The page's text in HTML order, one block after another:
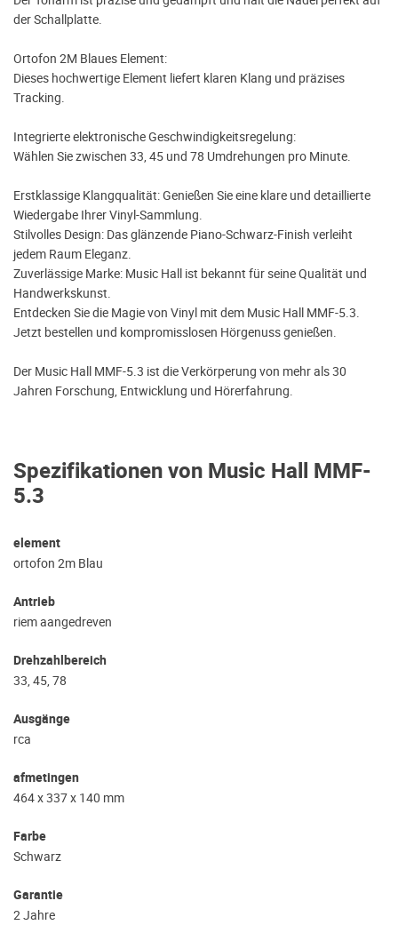
Spezifikationen von Music Hall MMF-
5.3
element
ortofon 2m Blau
Antrieb
riem aangedreven
Drehzahlbereich
33, 45, 78
Ausgänge
rca
afmetingen
464 x 337 x 140 mm
Farbe
Schwarz
Garantie
2 Jahre
der Schallplatte.
Ortofon 2M Blaues Element:
Dieses hochwertige Element liefert klaren Klang und präzises
Tracking.
Integrierte elektronische Geschwindigkeitsregelung:
Wählen Sie zwischen 33, 45 und 78 Umdrehungen pro Minute.
Erstklassige Klangqualität: Genießen Sie eine klare und detaillierte
Wiedergabe Ihrer Vinyl-Sammlung.
Stilvolles Design: Das glänzende Piano-Schwarz-Finish verleiht
jedem Raum Eleganz.
Zuverlässige Marke: Music Hall ist bekannt für seine Qualität und
Handwerkskunst.
Entdecken Sie die Magie von Vinyl mit dem Music Hall MMF-5.3.
Jetzt bestellen und kompromisslosen Hörgenuss genießen.
Der Music Hall MMF-5.3 ist die Verkörperung von mehr als 30
Jahren Forschung, Entwicklung und Hörerfahrung.